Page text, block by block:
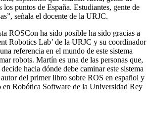
puntos de España. Estudiantes, gente de
señala el docente de la URJC.
ROSCon ha sido posible ha sido gracias a
Robotics Lab’ de la URJC y su coordinador
referencia en el mundo de este sistema
robots. Martín es una de las personas que,
hacia dónde debe caminar este sistema
del primer libro sobre ROS en español y
en Robótica Software de la Universidad Rey